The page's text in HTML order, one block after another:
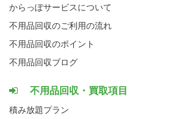
からっぽサービスについて
不用品回収のご利用の流れ
不用品回収のポイント
不用品回収ブログ
不用品回収・買取項目
積み放題プラン